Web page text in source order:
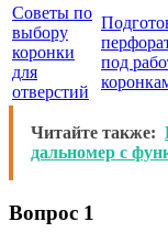
Советы по
выбору
коронки
для
отверстий
под
Читайте также:
дальномер с
Вопрос 1